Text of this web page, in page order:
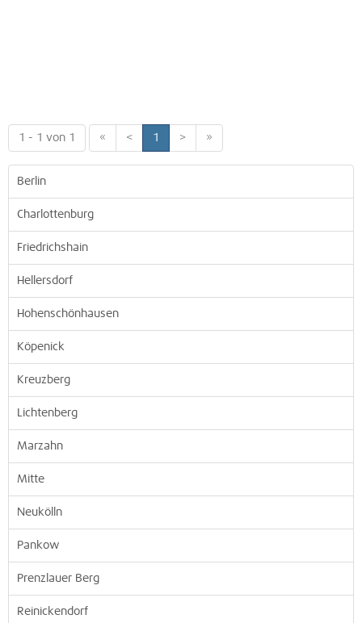
1 - 1 von 1 « < 1 > »
Berlin
Charlottenburg
Friedrichshain
Hellersdorf
Hohenschönhausen
Köpenick
Kreuzberg
Lichtenberg
Marzahn
Mitte
Neukölln
Pankow
Prenzlauer Berg
Reinickendorf